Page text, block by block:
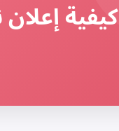
كيفية